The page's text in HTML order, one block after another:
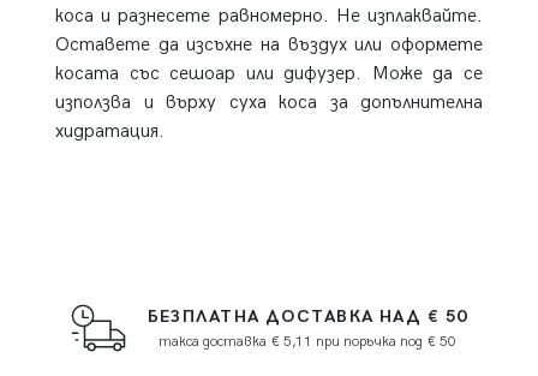
коса и разнесете равномерно. Не изплаквайте.
Оставете да изсъхне на въздух или оформете
косата със сешоар или дифузер. Може да се
използва и върху суха коса за допълнителна
хидратация.
БЕЗПЛАТНА ДОСТАВКА НАД € 50
такса доставка € 5,11 при поръчка под € 50